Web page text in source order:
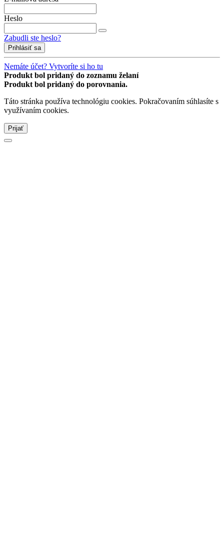
Heslo
Zabudli ste heslo?
Prihlásiť sa
Nemáte účet? Vytvoríte si ho tu
Produkt bol pridaný do zoznamu želaní
Produkt bol pridaný do porovnania.
Táto stránka používa technológiu cookies. Pokračovaním súhlasíte s
využívaním cookies.
Prijať